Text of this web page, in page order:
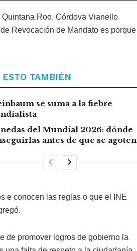
Roo, Córdova Vianello
Revocación de Mandato es porque
ESTO TAMBIÉN
se suma a la fiebre
del Mundial 2026: dónde
antes de que se agoten
e conocen las reglas o que el INE
de promover logros de gobierno la